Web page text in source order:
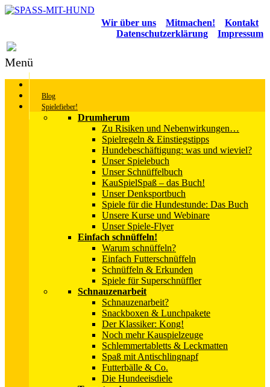
Wir über uns Mitmachen!
Kontakt
Datenschutzerklärung
Impressum
Menü
Blog
Spielefieber!
Drumherum
Zu Risiken und Nebenwirkungen…
Spielregeln & Einstiegstipps
Hundebeschäftigung: was und wieviel?
Unser Spielebuch
Unser Schnüffelbuch
KauSpielSpaß – das Buch!
Unser Denksportbuch
Spiele für die Hundestunde: Das Buch
Unsere Kurse und Webinare
Unser Spiele-Flyer
Einfach schnüffeln!
Warum schnüffeln?
Einfach Futterschnüffeln
Schnüffeln & Erkunden
Spiele für Superschnüffler
Schnauzenarbeit
Schnauzenarbeit?
Snackboxen & Lunchpakete
Der Klassiker: Kong!
Noch mehr Kauspielzeuge
Schlemmertabletts & Leckmatten
Spaß mit Antischlingnapf
Futterbälle & Co.
Die Hundeeisdiele